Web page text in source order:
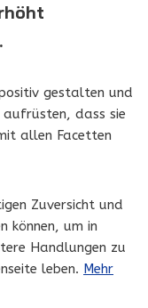
gestalten und
aufrüsten, dass sie
allen Facetten
Zuversicht und
können, um in
Handlungen zu
leben. Mehr